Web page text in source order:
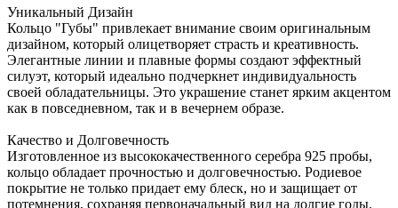
Уникальный Дизайн
Кольцо "Губы" привлекает внимание своим оригинальным
дизайном, который олицетворяет страсть и креативность.
Элегантные линии и плавные формы создают эффектный
силуэт, который идеально подчеркнет индивидуальность
своей обладательницы. Это украшение станет ярким акцентом
как в повседневном, так и в вечернем образе.
Качество и Долговечность
Изготовленное из высококачественного серебра 925 пробы,
кольцо обладает прочностью и долговечностью. Родиевое
покрытие не только придает ему блеск, но и защищает от
потемнения, сохраняя первоначальный вид на долгие годы.